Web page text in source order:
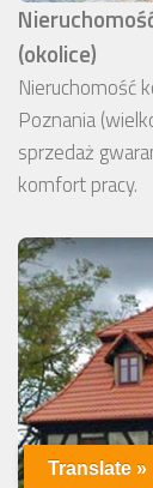
(okolice)
Nieruchomość
Poznania
sprzedaż
komfort pracy.
Translate »